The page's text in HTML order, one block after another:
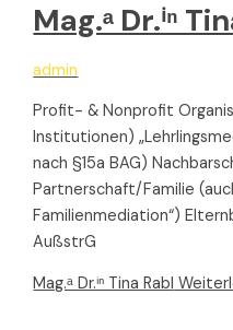
Mag.ᵃ Dr.ⁱⁿ
admin
Profit- & Nonprofit
Institutionen)
nach §15a BAG)
Partnerschaft/Familie
Familienmediation“)
AußstrG
Mag.ᵃ Dr.ⁱⁿ Tina Rabl